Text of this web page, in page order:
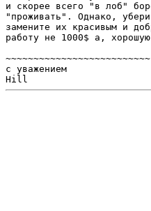
и скорее всего "в лоб"
"проживать". Однако,
замените их красивым и
работу не 1000$ а,
с уважением